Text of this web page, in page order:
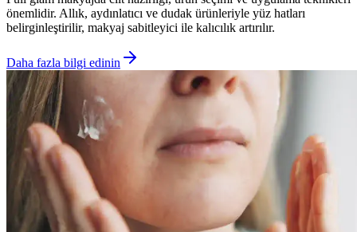
önemlidir. Allık, aydınlatıcı ve dudak ürünleriyle yüz hatları
belirginleştirilir, makyaj sabitleyici ile kalıcılık artırılır.
Daha fazla bilgi edinin